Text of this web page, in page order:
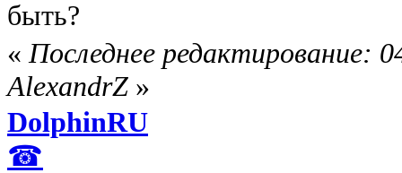
быть?
« Последнее редактирование:
AlexandrZ »
DolphinRU
☎